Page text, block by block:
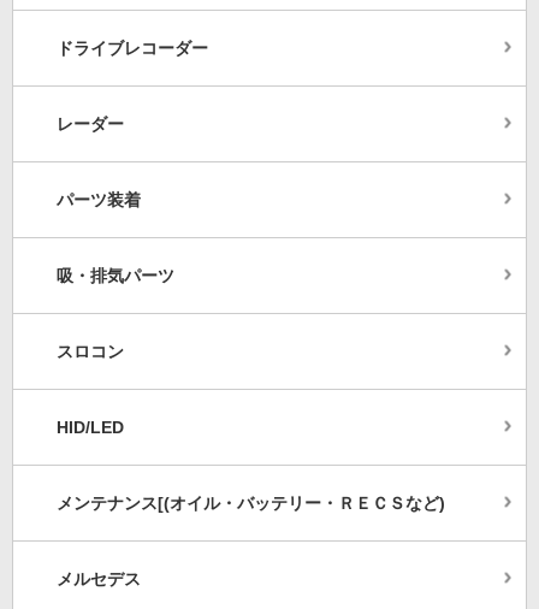
ドライブレコーダー
レーダー
パーツ装着
吸・排気パーツ
スロコン
HID/LED
メンテナンス[(オイル・バッテリー・ＲＥＣＳなど)
メルセデス